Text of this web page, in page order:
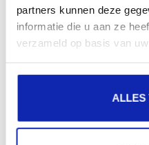
partners kunnen deze
informatie die u aan ze
verzameld op basis van
ALLES